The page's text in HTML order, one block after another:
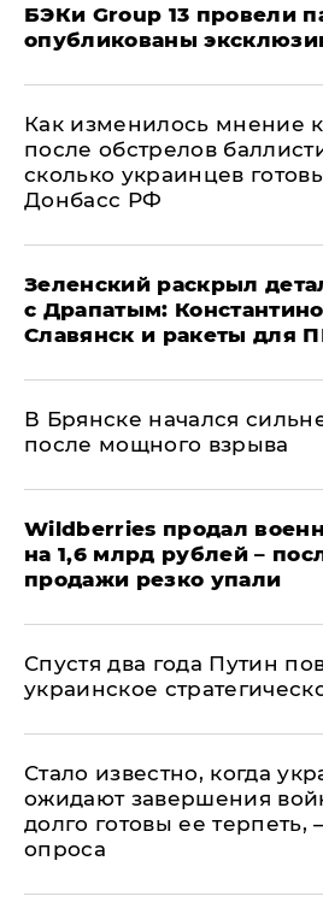
​БЭКи Group 13 провели
опубликованы
Как изменилось мнение
после обстрелов
сколько украинцев
Донбасс РФ
​Зеленский раскрыл
с Драпатым:
Славянск и ракеты для
В Брянске начался
после мощного взрыва
​Wildberries продал
на 1,6 млрд рублей –
продажи резко упали
Спустя два года Путин
украинское
Стало известно, когда
ожидают завершения
долго готовы ее терпеть,
опроса